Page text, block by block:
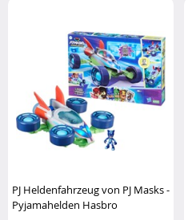
PJ Heldenfahrzeug von PJ Masks -
Pyjamahelden Hasbro